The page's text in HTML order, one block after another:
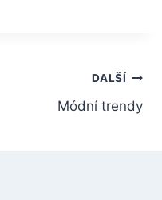
DALŠÍ
Módní trendy